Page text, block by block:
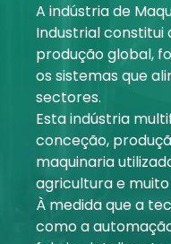
Empresa
Portal do revendedor
Apoio
A minha conta
Inicie sessão
A indústria de
Industrial constitui
produção global,
os sistemas que
sectores.
Esta indústria
conceção,
maquinaria
agricultura e muito
À medida que a
como a